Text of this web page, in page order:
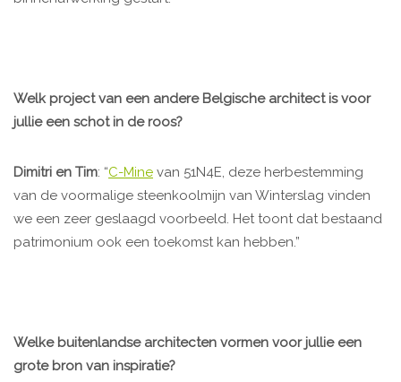
Welk project van een andere Belgische architect is voor
jullie een schot in de roos?
Dimitri en Tim: “C-Mine van 51N4E, deze herbestemming
van de voormalige steenkoolmijn van Winterslag vinden
we een zeer geslaagd voorbeeld. Het toont dat bestaand
patrimonium ook een toekomst kan hebben.”
Welke buitenlandse architecten vormen voor jullie een
grote bron van inspiratie?